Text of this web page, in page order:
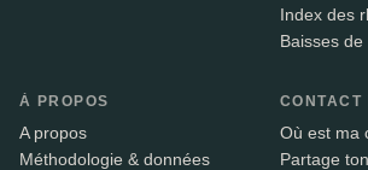
Index des
Baisses de
À PROPOS
A propos
Méthodologie & données
CONTACT
Où est ma
Partage